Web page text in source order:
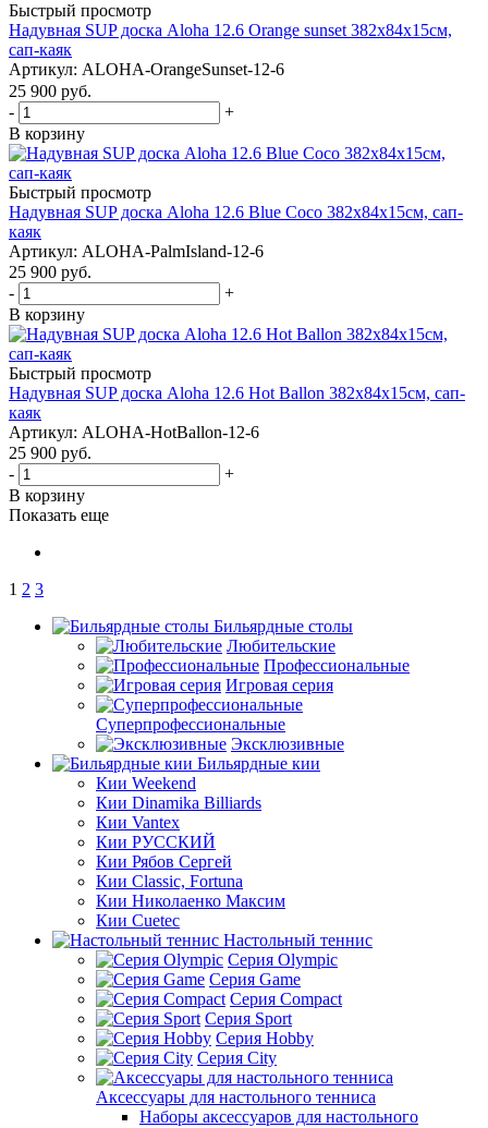
Быстрый просмотр
Надувная SUP доска Aloha 12.6 Orange sunset 382x84x15см,
сап-каяк
Артикул: ALOHA-OrangeSunset-12-6
25 900 руб.
-
+
В корзину
Быстрый просмотр
Надувная SUP доска Aloha 12.6 Blue Coco 382x84x15см, сап-
каяк
Артикул: ALOHA-PalmIsland-12-6
25 900 руб.
-
+
В корзину
Быстрый просмотр
Надувная SUP доска Aloha 12.6 Hot Ballon 382x84x15см, сап-
каяк
Артикул: ALOHA-HotBallon-12-6
25 900 руб.
-
+
В корзину
Показать еще
1 2 3
Бильярдные столы
Любительские
Профессиональные
Игровая серия
Суперпрофессиональные
Эксклюзивные
Бильярдные кии
Кии Weekend
Кии Dinamika Billiards
Кии Vantex
Кии РУССКИЙ
Кии Рябов Сергей
Кии Classic, Fortuna
Кии Николаенко Максим
Кии Cuetec
Настольный теннис
Серия Olympic
Серия Game
Серия Compact
Серия Sport
Серия Hobby
Серия City
Аксессуары для настольного тенниса
Наборы аксессуаров для настольного